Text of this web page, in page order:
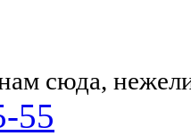
сюда,
55